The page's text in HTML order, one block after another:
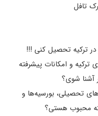
تافل
در ترکیه تحصیل کنی !!!
ترکیه و امکانات پیشرفته
آشنا شوی؟
تحصیلی، بورسیه‌ها و
محبوب هستی؟